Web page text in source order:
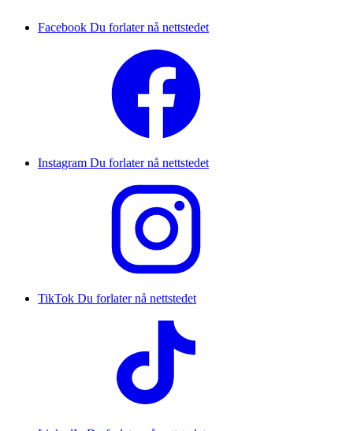
Facebook Du forlater nå nettstedet
Instagram Du forlater nå nettstedet
TikTok Du forlater nå nettstedet